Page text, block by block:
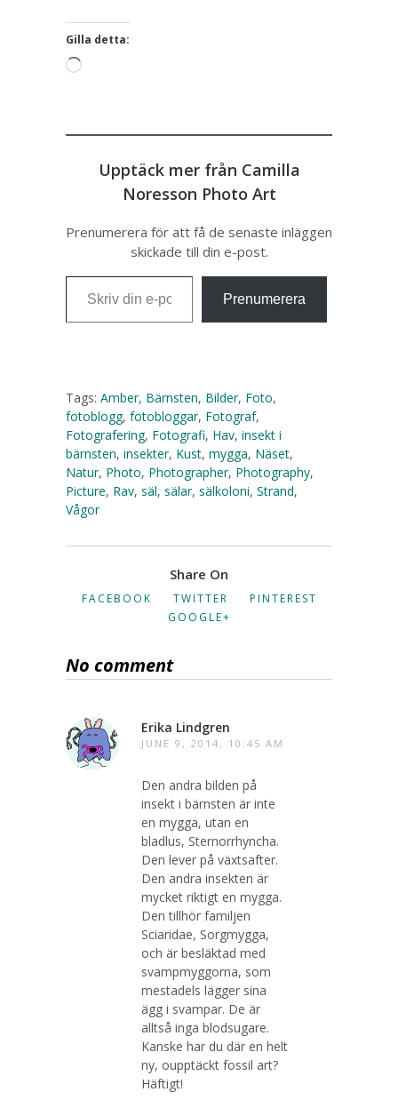
Gilla detta:
Laddar
Upptäck mer från Camilla
Noresson Photo Art
Prenumerera för att få de senaste inläggen
skickade till din e-post.
Skriv din e-post …
Prenumerera
Tags: Amber, Bärnsten, Bilder, Foto,
fotoblogg, fotobloggar, Fotograf,
Fotografering, Fotografi, Hav, insekt i
bärnsten, insekter, Kust, mygga, Näset,
Natur, Photo, Photographer, Photography,
Picture, Rav, säl, sälar, sälkoloni, Strand,
Vågor
Share On
FACEBOOK TWITTER
PINTEREST
GOOGLE+
No comment
Erika Lindgren
JUNE 9, 2014, 10:45 AM
Den andra bilden på
insekt i bärnsten är inte
en mygga, utan en
bladlus, Sternorrhyncha.
Den lever på växtsafter.
Den andra insekten är
mycket riktigt en mygga.
Den tillhör familjen
Sciaridae, Sorgmygga,
och är besläktad med
svampmyggorna, som
mestadels lägger sina
ägg i svampar. De är
alltså inga blodsugare.
Kanske har du där en helt
ny, oupptäckt fossil art?
Häftigt!